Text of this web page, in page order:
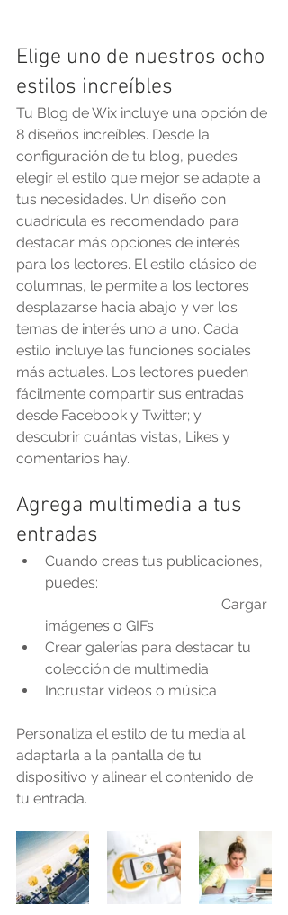
Elige uno de nuestros ocho
estilos increíbles
Tu Blog de Wix incluye una opción de
8 diseños increíbles. Desde la
configuración de tu blog, puedes
elegir el estilo que mejor se adapte a
tus necesidades. Un diseño con
cuadrícula es recomendado para
destacar más opciones de interés
para los lectores. El estilo clásico de
columnas, le permite a los lectores
desplazarse hacia abajo y ver los
temas de interés uno a uno. Cada
estilo incluye las funciones sociales
más actuales. Los lectores pueden
fácilmente compartir sus entradas
desde Facebook y Twitter; y
descubrir cuántas vistas, Likes y
comentarios hay.
Agrega multimedia a tus
entradas
Cuando creas tus publicaciones,
puedes:
                                                 Cargar
imágenes o GIFs
Crear galerías para destacar tu
colección de multimedia
Incrustar videos o música
Personaliza el estilo de tu media al
adaptarla a la pantalla de tu
dispositivo y alinear el contenido de
tu entrada.